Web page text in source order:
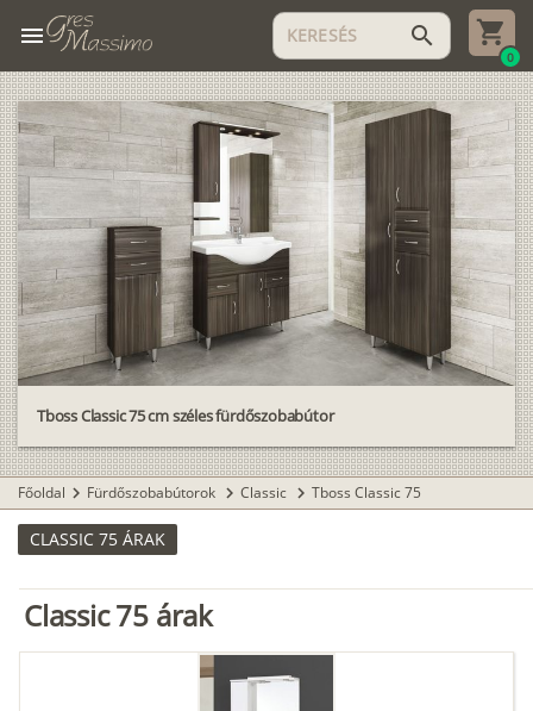
menu search
0
Tboss Classic 75 cm széles fürdőszobabútor
Főoldal chevron_right Fürdőszobabútorok chevron_right Classic chevron_right Tboss Classic 75
CLASSIC 75 ÁRAK
Classic 75 árak